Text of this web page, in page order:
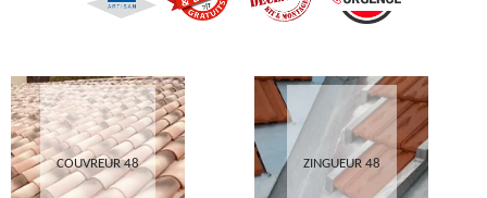
COUVREUR 48 ZINGUEUR 48